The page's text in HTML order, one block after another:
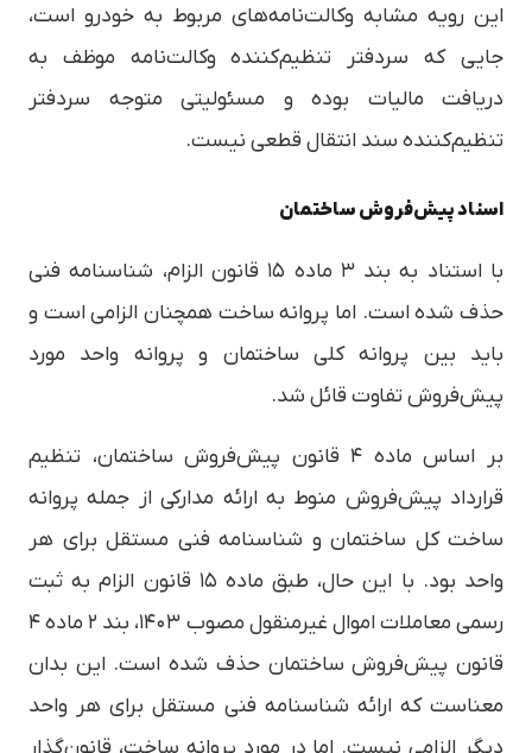
این رویه مشابه وکالت‌نامه‌های مربوط به خودرو است،
جایی که سردفتر تنظیم‌کننده وکالت‌نامه موظف به
دریافت مالیات بوده و مسئولیتی متوجه سردفتر
تنظیم‌کننده سند انتقال قطعی نیست.
اسناد پیش‌فروش ساختمان
با استناد به بند ۳ ماده ۱۵ قانون الزام، شناسنامه فنی
حذف شده است. اما پروانه ساخت همچنان الزامی است و
باید بین پروانه کلی ساختمان و پروانه واحد مورد
پیش‌فروش تفاوت قائل شد.
بر اساس ماده ۴ قانون پیش‌فروش ساختمان، تنظیم
قرارداد پیش‌فروش منوط به ارائه مدارکی از جمله پروانه
ساخت کل ساختمان و شناسنامه فنی مستقل برای هر
واحد بود. با این حال، طبق ماده ۱۵ قانون الزام به ثبت
رسمی معاملات اموال غیرمنقول مصوب ۱۴۰۳، بند ۲ ماده ۴
قانون پیش‌فروش ساختمان حذف شده است. این بدان
معناست که ارائه شناسنامه فنی مستقل برای هر واحد
دیگر الزامی نیست. اما در مورد پروانه ساخت، قانون‌گذار